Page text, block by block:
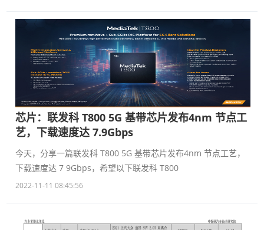
芯片：联发科 T800 5G 基带芯片发布4nm 节点工
艺，下载速度达 7.9Gbps
今天，分享一篇联发科 T800 5G 基带芯片发布4nm 节点工艺，
下载速度达 7 9Gbps，希望以下联发科 T800
2022-11-11 08:45:56